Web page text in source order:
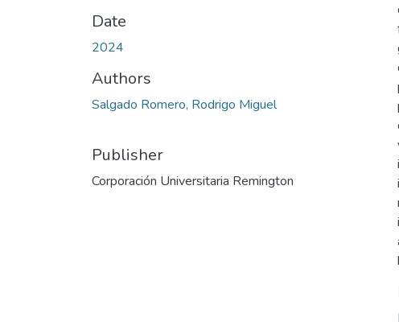
Date
2024
Authors
Salgado Romero, Rodrigo Miguel
Publisher
Corporación Universitaria Remington